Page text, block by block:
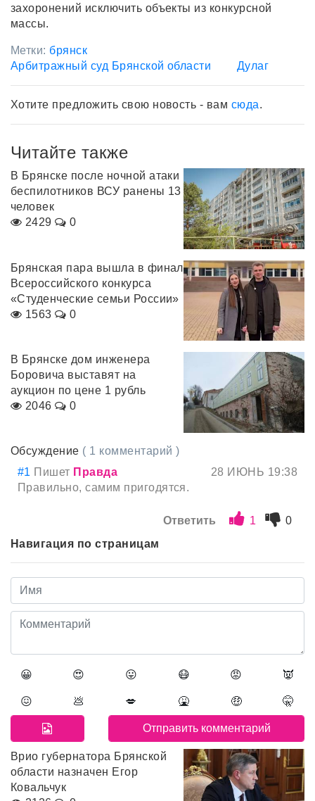
захоронений исключить объекты из конкурсной
массы.
Метки: брянск
Арбитражный суд Брянской области
Дулаг
Хотите предложить свою новость - вам сюда.
Читайте также
В Брянске после ночной атаки
беспилотников ВСУ ранены 13
человек
2429
0
Брянская пара вышла в финал
Всероссийского конкурса
«Студенческие семьи России»
1563
0
В Брянске дом инженера
Боровича выставят на
аукцион по цене 1 рубль
2046
0
Обсуждение ( 1 комментарий )
#1 Пишет Правда
28 ИЮНЬ 19:38
Правильно, самим пригодятся.
Ответить 1
0
Навигация по страницам
😀 😍 😛 😷 😡 👿
😖 💩 💋 🤮 🤑 🤫
Врио губернатора Брянской
области назначен Егор
Ковальчук